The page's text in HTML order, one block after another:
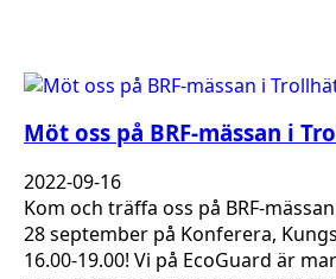
Möt oss på BRF-mässan i
2022-09-16
Kom och träffa oss på BRF-
28 september på Konferera,
16.00-19.00! Vi på EcoGuard är